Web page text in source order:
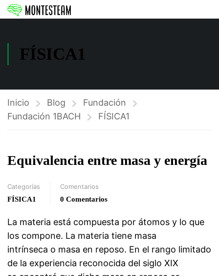
FÍSICA1
Inicio Blog
Fundación
Fundación 1BACH
FÍSICA1
Equivalencia entre masa y energía
Categorías
FÍSICA1
Comentarios
0 Comentarios
La materia está compuesta por átomos y lo que
los compone. La materia tiene masa
intrínseca o masa en reposo. En el rango limitado
de la experiencia reconocida del siglo XIX